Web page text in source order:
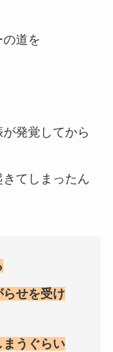
道を
発覚してから
きてしまったん
せを受け
うぐらい